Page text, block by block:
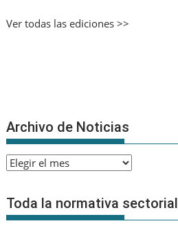
Ver todas las ediciones >>
Archivo de Noticias
Archivo
Noticias
Toda la normativa sectorial